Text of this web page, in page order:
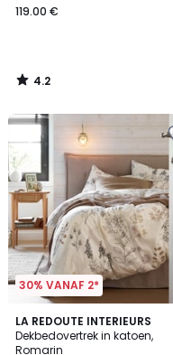
119.00 €
4.2
/
30% VANAF 2*
LA REDOUTE INTERIEURS
Dekbedovertrek in katoen,
Romarin
4.5
/ 5